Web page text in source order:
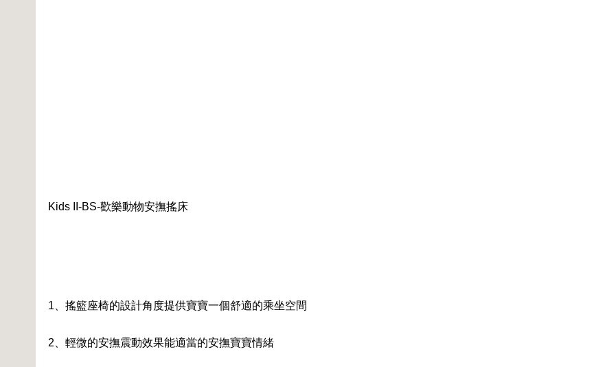
Kids II-BS-歡樂動物安撫搖床
1、搖籃座椅的設計角度提供寶寶一個舒適的乘坐空間
2、輕微的安撫震動效果能適當的安撫寶寶情緒